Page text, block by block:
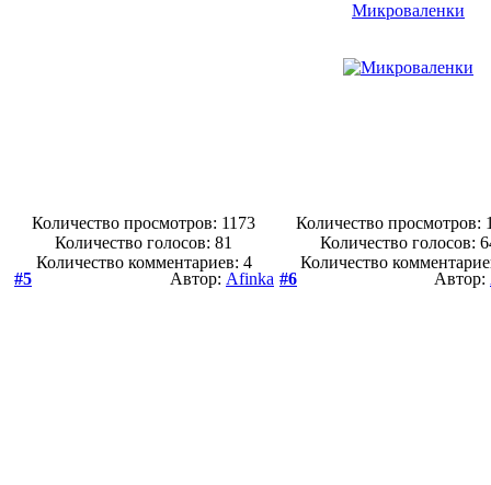
Количество просмотров: 1173
Количество голосов:81
Количество комментариев: 4
Микроваленки
Количество просмотров:
Количество голосов:
Количество
#5
Автор: Afinka #6 Автор: